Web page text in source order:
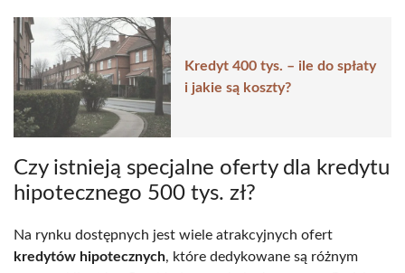
Kredyt 400 tys. – ile do spłaty
i jakie są koszty?
Czy istnieją specjalne oferty dla kredytu
hipotecznego 500 tys. zł?
Na rynku dostępnych jest wiele atrakcyjnych ofert
kredytów hipotecznych, które dedykowane są różnym